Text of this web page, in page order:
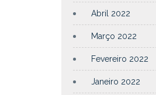
Abril 2022
Março 2022
Fevereiro 2022
Janeiro 2022